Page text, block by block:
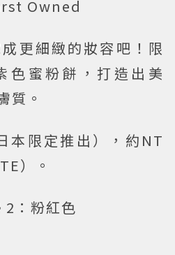
Owned
更細緻的妝容吧！限
色蜜粉餅，打造出美
質。
本限定推出），約NT
）。
2：粉紅色